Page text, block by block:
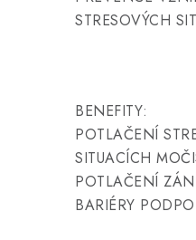
STRESOVÝCH
BENEFITY:
POTLAČENÍ
SITUACÍCH
POTLAČENÍ
BARIÉRY